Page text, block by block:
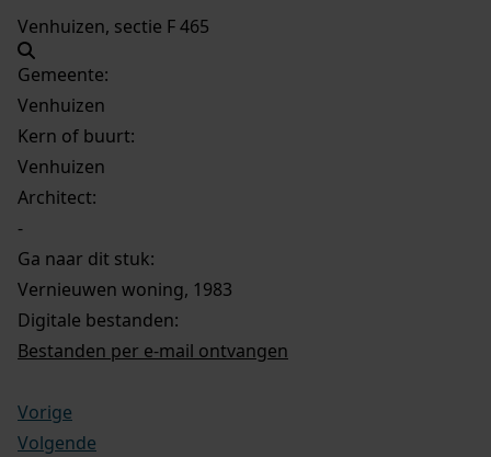
Venhuizen, sectie F 465
Gemeente:
Venhuizen
Kern of buurt:
Venhuizen
Architect:
-
Ga naar dit stuk:
Vernieuwen woning, 1983
Digitale bestanden:
Bestanden per e-mail ontvangen
Vorige
Volgende